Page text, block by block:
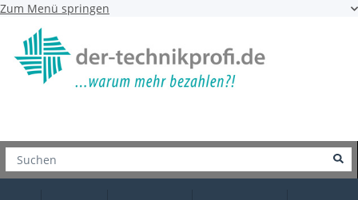
Zum Menü springen